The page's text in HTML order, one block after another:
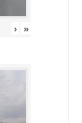
› »